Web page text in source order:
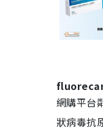
網購平台
狀病毒抗